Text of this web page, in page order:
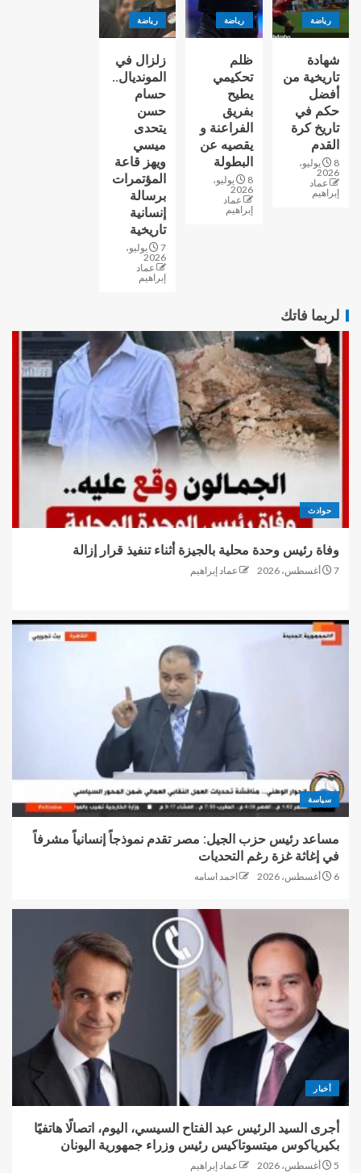
رياضة
شهادة
تاريخية من
أفضل
حكم في
تاريخ كرة
القدم
8 يوليو،
2026
عماد
إبراهيم
رياضة
ظلم
تحكيمي
يطيح
بفريق
الفراعنة و
يقصيه عن
البطولة
8 يوليو،
2026
عماد
إبراهيم
رياضة
زلزال في
المونديال..
حسام
حسن
يتحدى
ميسي
ويهز قاعة
المؤتمرات
برسالة
إنسانية
تاريخية
7 يوليو،
2026
عماد
إبراهيم
لربما فاتك
حوادث
وفاة رئيس وحدة محلية بالجيزة أثناء تنفيذ قرار إزالة
7 أغسطس، 2026 عماد إبراهيم
سياسة
مساعد رئيس حزب الجيل: مصر تقدم نموذجاً إنسانياً مشرفاً
في إغاثة غزة رغم التحديات
6 أغسطس، 2026 احمد اسامه
أخبار
أجرى السيد الرئيس عبد الفتاح السيسي، اليوم، اتصالًا هاتفيًا
بكيرياكوس ميتسوتاكيس رئيس وزراء جمهورية اليونان
5 أغسطس، 2026 عماد إبراهيم